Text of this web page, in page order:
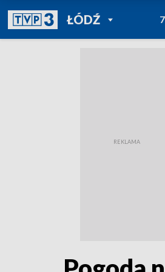
ŁÓDŹPOWRÓT DO
TVP REGIONY